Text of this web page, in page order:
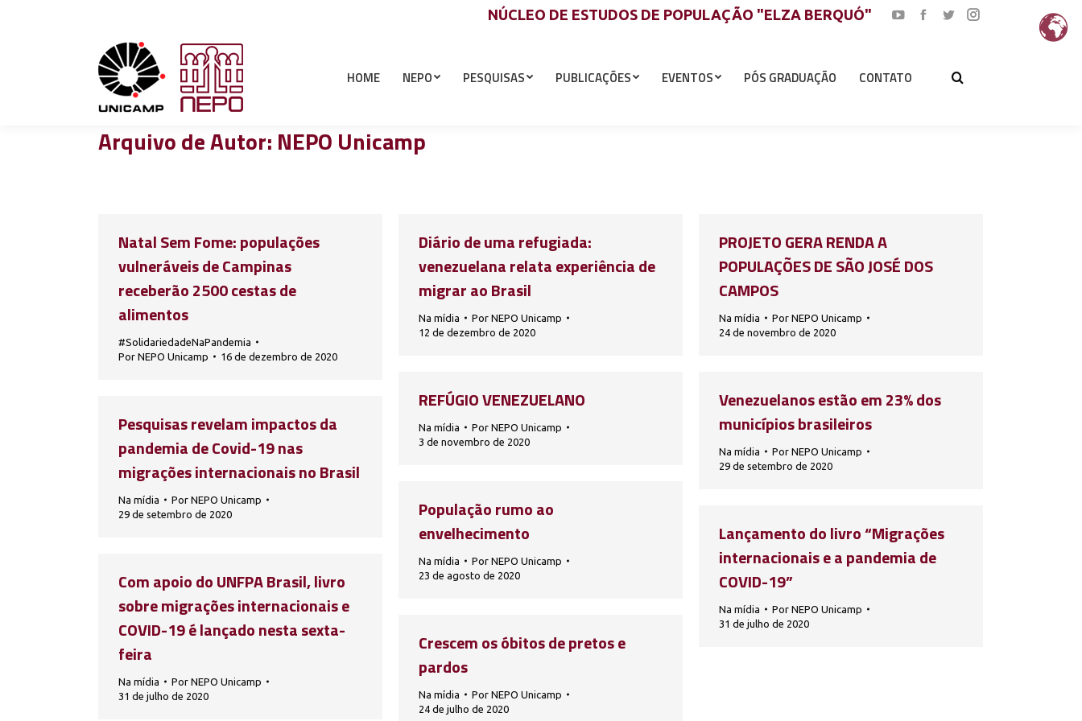
NÚCLEO DE ESTUDOS DE POPULAÇÃO "ELZA BERQUÓ"
YouTube
in
Facebook
Twitter
in
Instagram
HOME NEPO PESQUISAS PUBLICAÇÕES EVENTOS PÓS GRADUAÇÃO CONTATO
Arquivo de Autor: NEPO Unicamp
Natal Sem Fome: populações
vulneráveis de Campinas
receberão 2500 cestas de
alimentos
#SolidariedadeNaPandemia
Por NEPO Unicamp 16 de dezembro de 2020
Diário de uma refugiada:
venezuelana relata experiência de
migrar ao Brasil
Na mídia Por NEPO Unicamp
12 de dezembro de 2020
PROJETO GERA RENDA A
POPULAÇÕES DE SÃO JOSÉ DOS
CAMPOS
Na mídia Por NEPO Unicamp
24 de novembro de 2020
REFÚGIO VENEZUELANO
Na mídia Por NEPO Unicamp
3 de novembro de 2020
Venezuelanos estão em 23% dos
municípios brasileiros
Na mídia Por NEPO Unicamp
29 de setembro de 2020
Pesquisas revelam impactos da
pandemia de Covid-19 nas
migrações internacionais no Brasil
Na mídia Por NEPO Unicamp
29 de setembro de 2020
População rumo ao
envelhecimento
Na mídia Por NEPO Unicamp
23 de agosto de 2020
Lançamento do livro “Migrações
internacionais e a pandemia de
COVID-19”
Na mídia Por NEPO Unicamp
31 de julho de 2020
Com apoio do UNFPA Brasil, livro
sobre migrações internacionais e
COVID-19 é lançado nesta sexta-
feira
Na mídia Por NEPO Unicamp
31 de julho de 2020
Crescem os óbitos de pretos e
pardos
Na mídia Por NEPO Unicamp
24 de julho de 2020